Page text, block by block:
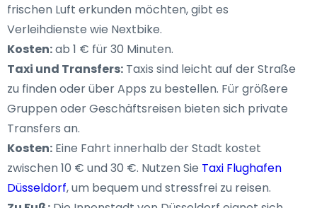
frischen Luft erkunden möchten, gibt es
Verleihdienste wie Nextbike.
Kosten:ab 1 € für 30 Minuten.
Taxi und Transfers: Taxis sind leicht auf der Straße
zu finden oder über Apps zu bestellen. Für größere
Gruppen oder Geschäftsreisen bieten sich private
Transfers an.
Kosten: Eine Fahrt innerhalb der Stadt kostet
zwischen 10 € und 30 €. Nutzen Sie Taxi Flughafen
Düsseldorf, um bequem und stressfrei zu reisen.